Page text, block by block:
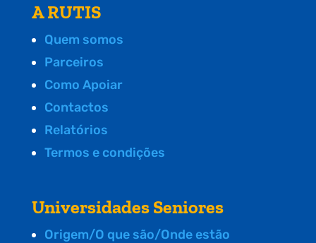
A RUTIS
Quem somos
Parceiros
Como Apoiar
Contactos
Relatórios
Termos e condições
Universidades Seniores
Origem/O que são/Onde estão